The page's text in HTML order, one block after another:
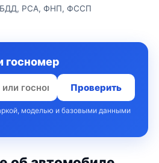
РСА, ФНП, ФССП
госномер
Проверить
моделью и базовыми данными